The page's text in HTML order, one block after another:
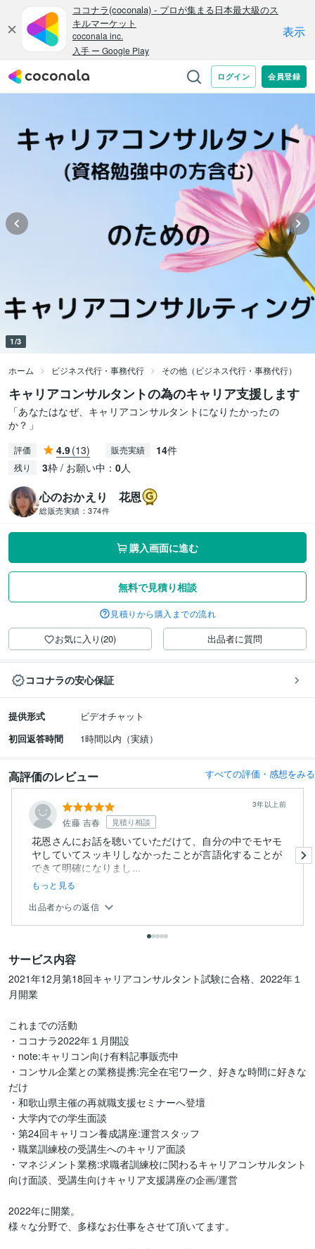
1/3
ホーム ビジネス代行・事務代行 その他（ビジネス代行・事務代行）
キャリアコンサルタントの為のキャリア支援します
「あなたはなぜ、キャリアコンサルタントになりたかったの
か？」
評価 4.9(13) 販売実績 14件
残り 3枠 / お願い中： 0人
心のおかえり 花恩
総販売実績： 374件
購入画面に進む
無料で見積り相談
見積りから購入までの流れ
お気に入り(20) 出品者に質問
ココナラの安心保証
提供形式
ビデオチャット
初回返答時間
1時間以内（実績）
高評価のレビュー すべての評価・感想をみる
佐藤 吉春 見積り相談
3年以上前
花恩さんにお話を聴いていただけて、自分の中でモヤモ
ヤしていてスッキリしなかったことが言語化することが
できて明確になりまし...
もっと見る
出品者からの返信
サービス内容
2021年12月第18回キャリアコンサルタント試験に合格、2022年１
月開業
これまでの活動
・ココナラ2022年１月開設
・note:キャリコン向け有料記事販売中
・コンサル企業との業務提携:完全在宅ワーク、好きな時間に好きな
だけ
・和歌山県主催の再就職支援セミナーへ登壇
・大学内での学生面談
・第24回キャリコン養成講座:運営スタッフ
・職業訓練校の受講生へのキャリア面談
・マネジメント業務:求職者訓練校に関わるキャリアコンサルタント
向け面談、受講生向けキャリア支援講座の企画/運営
2022年に開業。
様々な分野で、多様なお仕事をさせて頂いてます。